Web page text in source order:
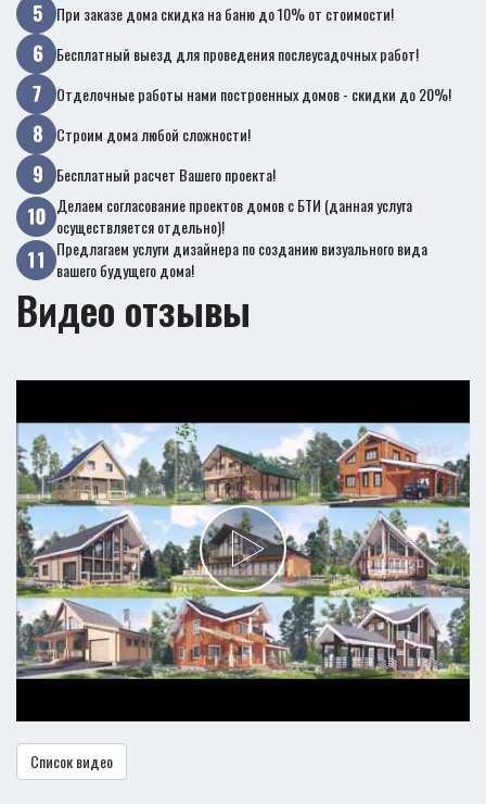
При заказе дома скидка на баню до 10% от стоимости!
Бесплатный выезд для проведения послеусадочных работ!
Отделочные работы нами построенных домов - скидки до 20%!
Строим дома любой сложности!
Бесплатный расчет Вашего проекта!
Делаем согласование проектов домов с БТИ (данная услуга
осуществляется отдельно)!
Предлагаем услуги дизайнера по созданию визуального вида
вашего будущего дома!
Видео отзывы
Список видео